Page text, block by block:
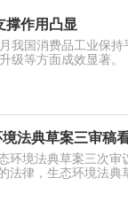
撑作用凸显
我国消费品工业保
级等方面成效显著。
法典草案三审稿
环境法典草案三次
法律，生态环境法典